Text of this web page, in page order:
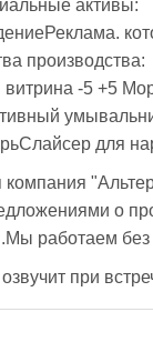
Отличное месторасположение
Холодильная витрина универсальная
-5 +5
для
о
работаем без
при